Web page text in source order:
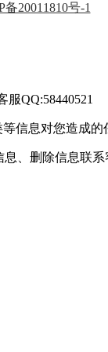
备20011810号-1
QQ:58440521
信息对您造成的
、删除信息联系